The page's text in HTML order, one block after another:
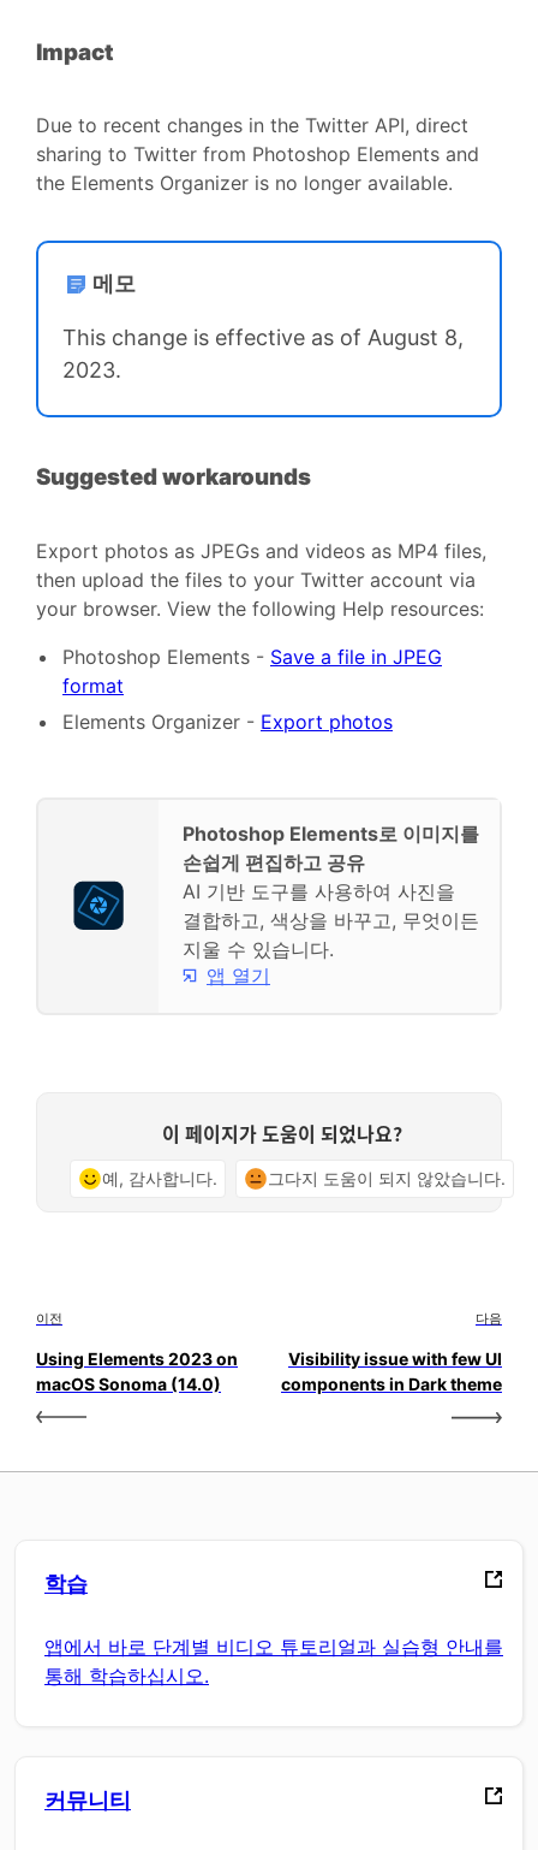
Impact
Due to recent changes in the Twitter API, direct
sharing to Twitter from Photoshop Elements and
the Elements Organizer is no longer available.
메모
This change is effective as of August 8,
2023.
Suggested workarounds
Export photos as JPEGs and videos as MP4 files,
then upload the files to your Twitter account via
your browser. View the following Help resources:
Photoshop Elements - Save a file in JPEG
format
Elements Organizer - Export photos
Photoshop Elements로 이미지를
손쉽게 편집하고 공유
AI 기반 도구를 사용하여 사진을
결합하고, 색상을 바꾸고, 무엇이든
지울 수 있습니다.
앱 열기
이 페이지가 도움이 되었나요?
예, 감사합니다. 그다지 도움이 되지 않았습니다.
이전
Using Elements 2023 on
macOS Sonoma (14.0)
다음
Visibility issue with few UI
components in Dark theme
학습
앱에서 바로 단계별 비디오 튜토리얼과 실습형 안내를
통해 학습하십시오.
커뮤니티